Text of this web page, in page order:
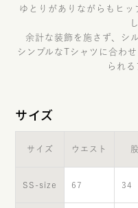
ゆとりがありながらもヒ
余計な装飾を施さず、シ
シンプルなTシャツに合わ
られる
サイズ
サイズ ウエスト
SS-size 67 34